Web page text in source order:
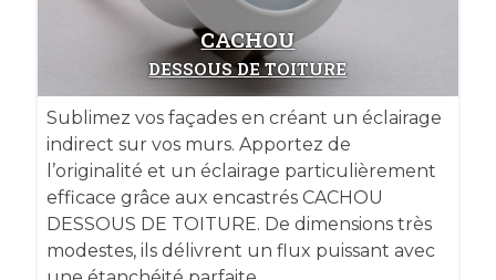
CACHOU
DESSOUS DE TOITURE
Sublimez vos façades en créant un éclairage
indirect sur vos murs. Apportez de
l’originalité et un éclairage particulièrement
efficace grâce aux encastrés CACHOU
DESSOUS DE TOITURE. De dimensions très
modestes, ils délivrent un flux puissant avec